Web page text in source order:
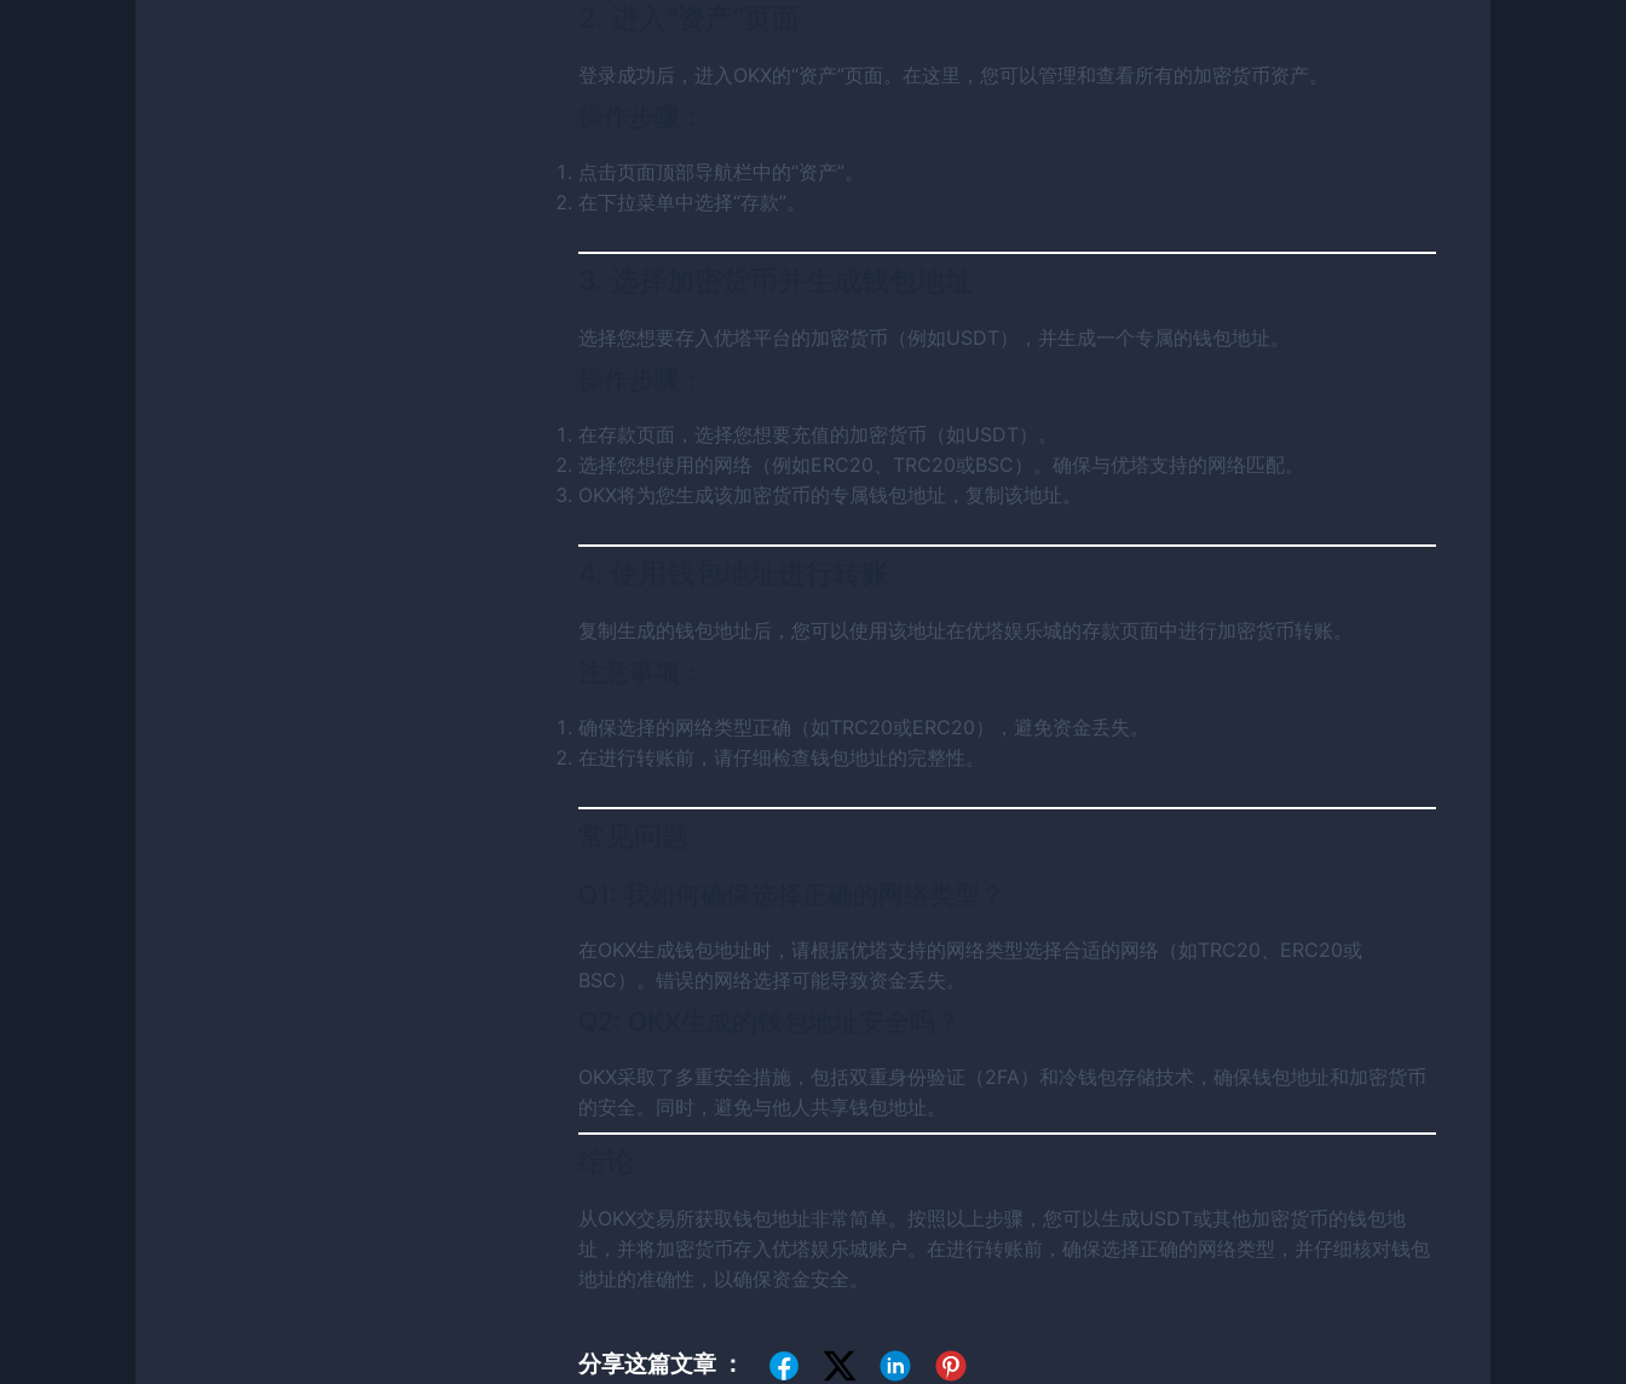
登录成功后，进入OKX的“资产”页面。在这里，您可以管理和查看所有的加密货币资产。
点击页面顶部导航栏中的“资产”。
在下拉菜单中选择“存款”。
选择您想要存入优塔平台的加密货币（例如USDT），并生成一个专属的钱包地址。
在存款页面，选择您想要充值的加密货币（如USDT）。
选择您想使用的网络（例如ERC20、TRC20或BSC）。确保与优塔支持的网络匹配。
OKX将为您生成该加密货币的专属钱包地址，复制该地址。
复制生成的钱包地址后，您可以使用该地址在优塔娱乐城的存款页面中进行加密货币转账。
确保选择的网络类型正确（如TRC20或ERC20），避免资金丢失。
在进行转账前，请仔细检查钱包地址的完整性。
在OKX生成钱包地址时，请根据优塔支持的网络类型选择合适的网络（如TRC20、ERC20或
BSC）。错误的网络选择可能导致资金丢失。
OKX采取了多重安全措施，包括双重身份验证（2FA）和冷钱包存储技术，确保钱包地址和加密货币
的安全。同时，避免与他人共享钱包地址。
从OKX交易所获取钱包地址非常简单。按照以上步骤，您可以生成USDT或其他加密货币的钱包地
址，并将加密货币存入优塔娱乐城账户。在进行转账前，确保选择正确的网络类型，并仔细核对钱包
地址的准确性，以确保资金安全。
分享这篇文章 ：